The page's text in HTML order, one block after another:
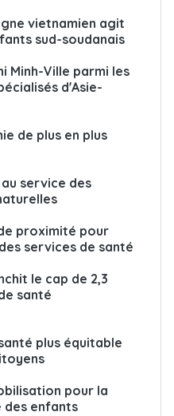
vietnamien agit
sud-soudanais
Minh-Ville parmi les
d'Asie-
de plus en plus
service des
proximité pour
services de santé
le cap de 2,3
santé
plus équitable
pour la
des enfants